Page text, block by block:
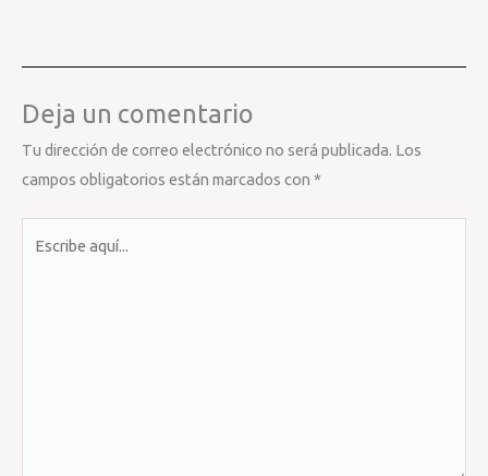
Deja un comentario
Tu dirección de correo electrónico no será publicada. Los
campos obligatorios están marcados con *